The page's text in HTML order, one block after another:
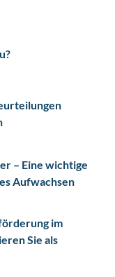
– Eine wichtige
Aufwachsen
im
Sie als